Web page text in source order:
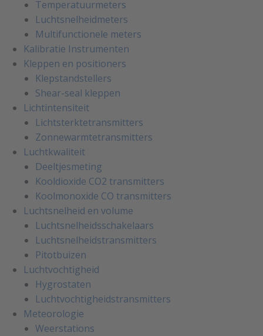
Temperatuurmeters
Luchtsnelheidmeters
Multifunctionele meters
Kalibratie Instrumenten
Kleppen en positioners
Klepstandstellers
Shear-seal kleppen
Lichtintensiteit
Lichtsterktetransmitters
Zonnewarmtetransmitters
Luchtkwaliteit
Deeltjesmeting
Kooldioxide CO2 transmitters
Koolmonoxide CO transmitters
Luchtsnelheid en volume
Luchtsnelheidsschakelaars
Luchtsnelheidstransmitters
Pitotbuizen
Luchtvochtigheid
Hygrostaten
Luchtvochtigheidstransmitters
Meteorologie
Weerstations